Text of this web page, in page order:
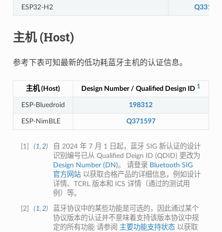
ESP32-H2
主机 (Host)
参考下表可知最新的低功耗蓝牙主机的认证信息。
主机 (Host) Design Number / Qualified Design ID 1
ESP-Bluedroid 198312
ESP-NimBLE Q371597
1 (1, 2)
自 2024 年 7 月 1 日起，蓝牙 SIG 新认证的设计
识别编号已从 Qualified Deign ID (QDID) 更改为
Design Number (DN)。 请登录 Bluetooth SIG
官方网站 以获取合格产品的详细信息，例如设计
详情、TCRL 版本和 ICS 详情（通过的测试用
例）等。
2 (1, 2)
蓝牙协议中的某些功能是可选的，因此通过某个
协议版本的认证并不意味着支持该版本协议中规
定的所有功能 请参阅 主要功能支持状态 以获取